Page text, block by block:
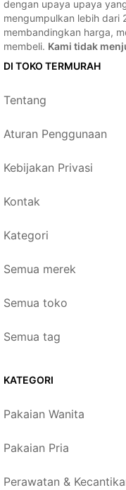
dengan upaya upaya
mengumpulkan lebih dari
membandingkan harga,
membeli. Kami tidak
DI TOKO TERMURAH
Tentang
Aturan Penggunaan
Kebijakan Privasi
Kontak
Kategori
Semua merek
Semua toko
Semua tag
KATEGORI
Pakaian Wanita
Pakaian Pria
Perawatan &